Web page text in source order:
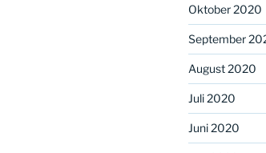
Oktober 2020
September
August 2020
Juli 2020
Juni 2020